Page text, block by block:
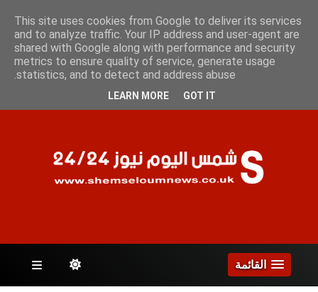
الجمعة 7 أغسطس 2026
الصفحات
القائمة
This site uses cookies from Google to deliver its services
and to analyze traffic. Your IP address and user-agent are
shared with Google along with performance and security
metrics to ensure quality of service, generate usage
statistics, and to detect and address abuse.
LEARN MORE GOT IT